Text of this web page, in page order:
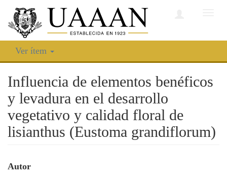
Ver ítem
Influencia de elementos benéficos
y levadura en el desarrollo
vegetativo y calidad floral de
lisianthus (Eustoma grandiflorum)
Autor